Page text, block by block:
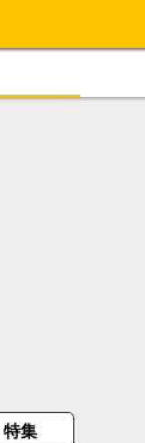
特集